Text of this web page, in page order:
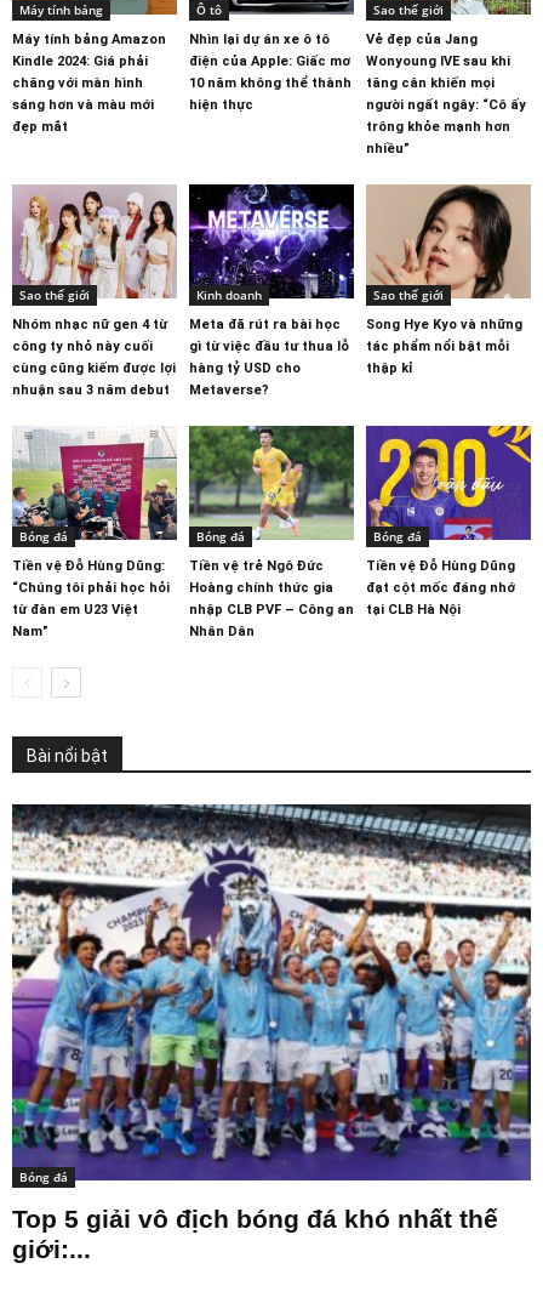
Máy tính bảng
Máy tính bảng Amazon
Kindle 2024: Giá phải
chăng với màn hình
sáng hơn và màu mới
đẹp mắt
Ô tô
Nhìn lại dự án xe ô tô
điện của Apple: Giấc mơ
10 năm không thể thành
hiện thực
Sao thế giới
Vẻ đẹp của Jang
Wonyoung IVE sau khi
tăng cân khiến mọi
người ngất ngây: “Cô ấy
trông khỏe mạnh hơn
nhiều”
Sao thế giới
Nhóm nhạc nữ gen 4 từ
công ty nhỏ này cuối
cùng cũng kiếm được lợi
nhuận sau 3 năm debut
Kinh doanh
Meta đã rút ra bài học
gì từ việc đầu tư thua lỗ
hàng tỷ USD cho
Metaverse?
Sao thế giới
Song Hye Kyo và những
tác phẩm nổi bật mỗi
thập kỉ
Bóng đá
Tiền vệ Đỗ Hùng Dũng:
“Chúng tôi phải học hỏi
từ đàn em U23 Việt
Nam”
Bóng đá
Tiền vệ trẻ Ngô Đức
Hoàng chính thức gia
nhập CLB PVF – Công an
Nhân Dân
Bóng đá
Tiền vệ Đỗ Hùng Dũng
đạt cột mốc đáng nhớ
tại CLB Hà Nội
Bài nổi bật
Bóng đá
Top 5 giải vô địch bóng đá khó nhất thế
giới:...